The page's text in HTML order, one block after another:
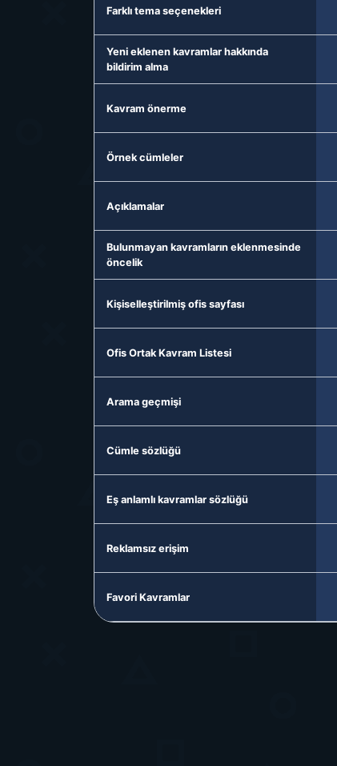
Farklı tema seçenekleri
Yeni eklenen kavramlar hakkında
bildirim alma
Kavram önerme
Örnek cümleler
Açıklamalar
Bulunmayan kavramların eklenmesinde
öncelik
Kişiselleştirilmiş ofis sayfası
Ofis Ortak Kavram Listesi
Arama geçmişi
Cümle sözlüğü
Eş anlamlı kavramlar sözlüğü
Reklamsız erişim
Favori Kavramlar